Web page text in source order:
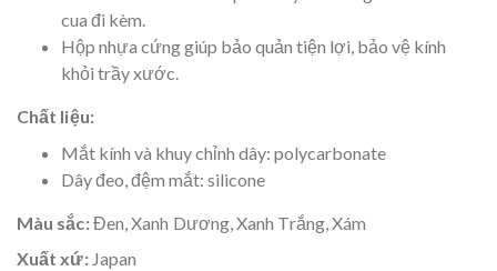
cua đi kèm.
Hộp nhựa cứng giúp bảo quản tiện lợi, bảo vệ kính
khỏi trầy xước.
Chất liệu:
Mắt kính và khuy chỉnh dây: polycarbonate
Dây đeo, đệm mắt: silicone
Màu sắc:Đen, Xanh Dương, Xanh Trắng, Xám
Xuất xứ:Japan